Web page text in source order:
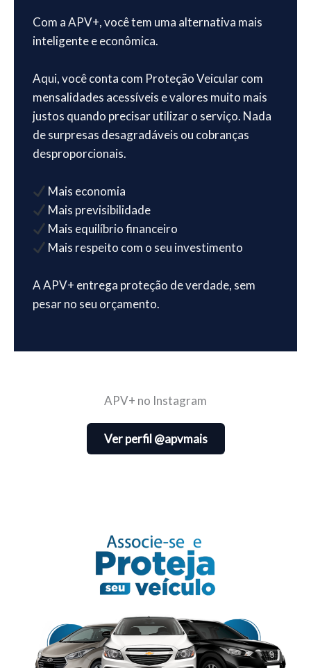
Com a APV+, você tem uma alternativa mais
inteligente e econômica.
Aqui, você conta com Proteção Veicular com
mensalidades acessíveis e valores muito mais
justos quando precisar utilizar o serviço. Nada
de surpresas desagradáveis ou cobranças
desproporcionais.
Mais economia
Mais previsibilidade
Mais equilíbrio financeiro
Mais respeito com o seu investimento
A APV+ entrega proteção de verdade, sem
pesar no seu orçamento.
APV+ no Instagram
Ver perfil @apvmais